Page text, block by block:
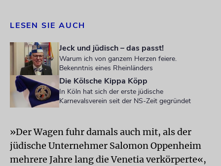
LESEN SIE AUCH
Jeck und jüdisch – das passt!
Warum ich von ganzem Herzen feiere.
Bekenntnis eines Rheinländers
Die Kölsche Kippa Köpp
In Köln hat sich der erste jüdische
Karnevalsverein seit der NS-Zeit gegründet
»Der Wagen fuhr damals auch mit, als der
jüdische Unternehmer Salomon Oppenheim
mehrere Jahre lang die Venetia verkörperte«,